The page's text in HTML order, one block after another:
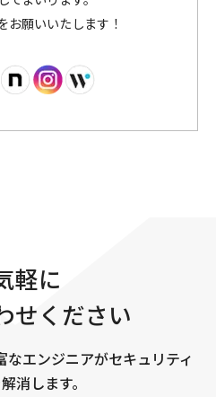
お願いいたします！
軽に
せください
エンジニアがセキュリティ
消します。